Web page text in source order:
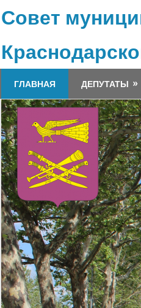
кСовет
ГЛАВНАЯ ДЕПУТАТЫ